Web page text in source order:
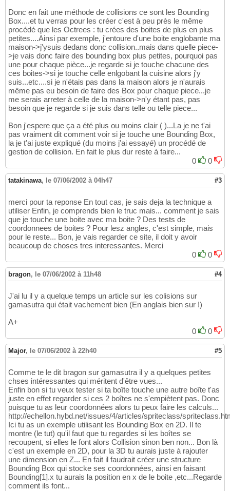
Donc en fait une méthode de collisions ce sont les Bounding
Box....et tu verras pour les créer c'est à peu près le même
procédé que les Octrees : tu crées des boites de plus en plus
petites....Ainsi par exemple, j'entoure d'une boite englobante ma
maison->j'ysuis dedans donc collision..mais dans quelle piece-
>je vais donc faire des bounding box plus petites, pourquoi pas
une pour chaque pièce...je regarde si je touche chacune des
ces boites->si je touche celle enlgobant la cuisine alors j'y
suis...etc....si je n'étais pas dans la maison alors je n'aurais
même pas eu besoin de faire des Box pour chaque piece...je
me serais arreter à celle de la maison->n'y étant pas, pas
besoin que je regarde si je suis dans telle ou telle piece...
Bon j'espere que ça a été plus ou moins clair ( )...La je ne t'ai
pas vraiment dit comment voir si je touche une Bounding Box,
la je t'ai juste expliqué (du moins j'ai essayé) un procédé de
gestion de collision. En fait le plus dur reste à faire...
0
0
tatakinawa, le 07/06/2002 à 04h47 #3
merci pour ta reponse En tout cas, je sais deja la technique a
utiliser Enfin, je comprends bien le truc mais... comment je sais
que je touche une boite avec ma boite ? Des tests de
coordonnees de boites ? Pour lesz angles, c'est simple, mais
pour le reste... Bon, je vais regarder ce site, il doit y avoir
beaucoup de choses tres interessantes. Merci
0
0
bragon, le 07/06/2002 à 11h48 #4
J'ai lu il y a quelque temps un article sur les colisions sur
gamasutra qui était vachement bien (En anglais bien sur !)
A+
0
0
Major, le 07/06/2002 à 22h40 #5
Comme te le dit bragon sur gamasutra il y a quelques petites
chses intéressantes qui méritent d'être vues...
Enfin bon si tu veux tester si ta boîte touche une autre boîte t'as
juste en effet regarder si ces 2 boîtes ne s'empiètent pas. Donc
puisque tu as leur coordonnées alors tu peux faire les calculs...
http://echellon.hybd.net/issues/4/articles/spriteclass/
Ici tu as un exemple utilisant les Bounding Box en 2D. Il te
montre (le tut) qu'il faut que tu regardes si les boîtes se
recoupent, si elles le font alors Collision sinon ben non... Bon là
c'est un exemple en 2D, pour la 3D tu aurais juste à rajouter
une dimension en Z... En fait il faudrait créer une structure
Bounding Box qui stocke ses coordonnées, ainsi en faisant
Bounding[1].x tu aurais la position en x de le boite ,etc...Regarde
comment ils font...